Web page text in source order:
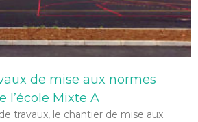
de mise aux normes
l’école Mixte A
travaux, le chantier de mise aux